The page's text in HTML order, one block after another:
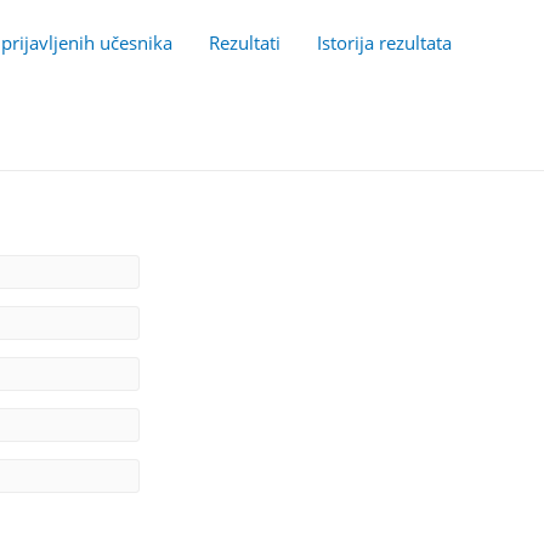
učesnika Rezultati Istorija rezultata